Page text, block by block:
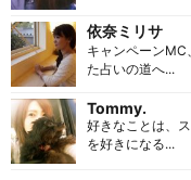
依奈ミリサ
キャンペーンMC
た占いの道へ...
Tommy.
好きなことは、
を好きになる...